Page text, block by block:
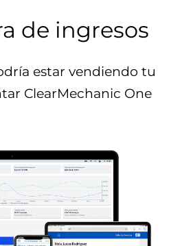
de ingresos
estar vendiendo tu
ClearMechanic One